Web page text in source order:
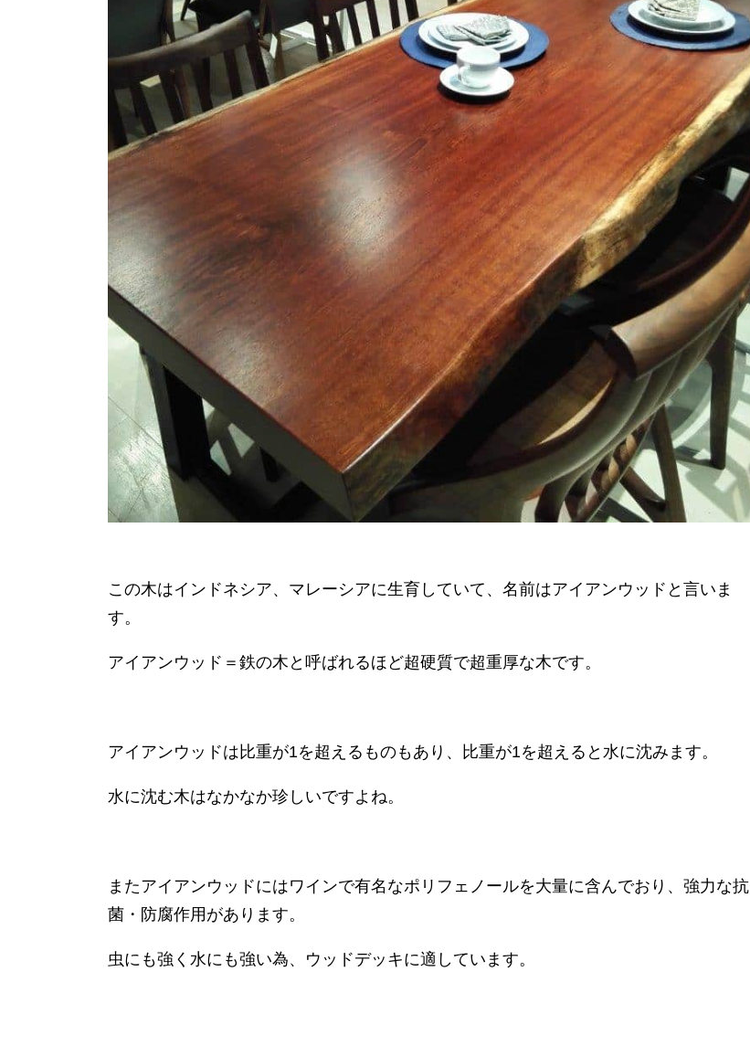
この木はインドネシア、マレーシアに生育していて、名前はアイアンウッドと言いま
す。
アイアンウッド＝鉄の木と呼ばれるほど超硬質で超重厚な木です。
アイアンウッドは比重が1を超えるものもあり、比重が1を超えると水に沈みます。
水に沈む木はなかなか珍しいですよね。
またアイアンウッドにはワインで有名なポリフェノールを大量に含んでおり、強力な抗
菌・防腐作用があります。
虫にも強く水にも強い為、ウッドデッキに適しています。